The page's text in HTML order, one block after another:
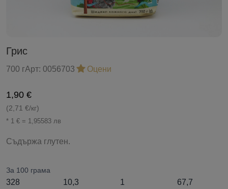
Грис
700 гАрт: 0056703 Оцени
1,90 €
(2,71 €/кг)
* 1 € = 1,95583 лв
Съдържа глутен.
За 100 грама
328 10,3 1 67,7